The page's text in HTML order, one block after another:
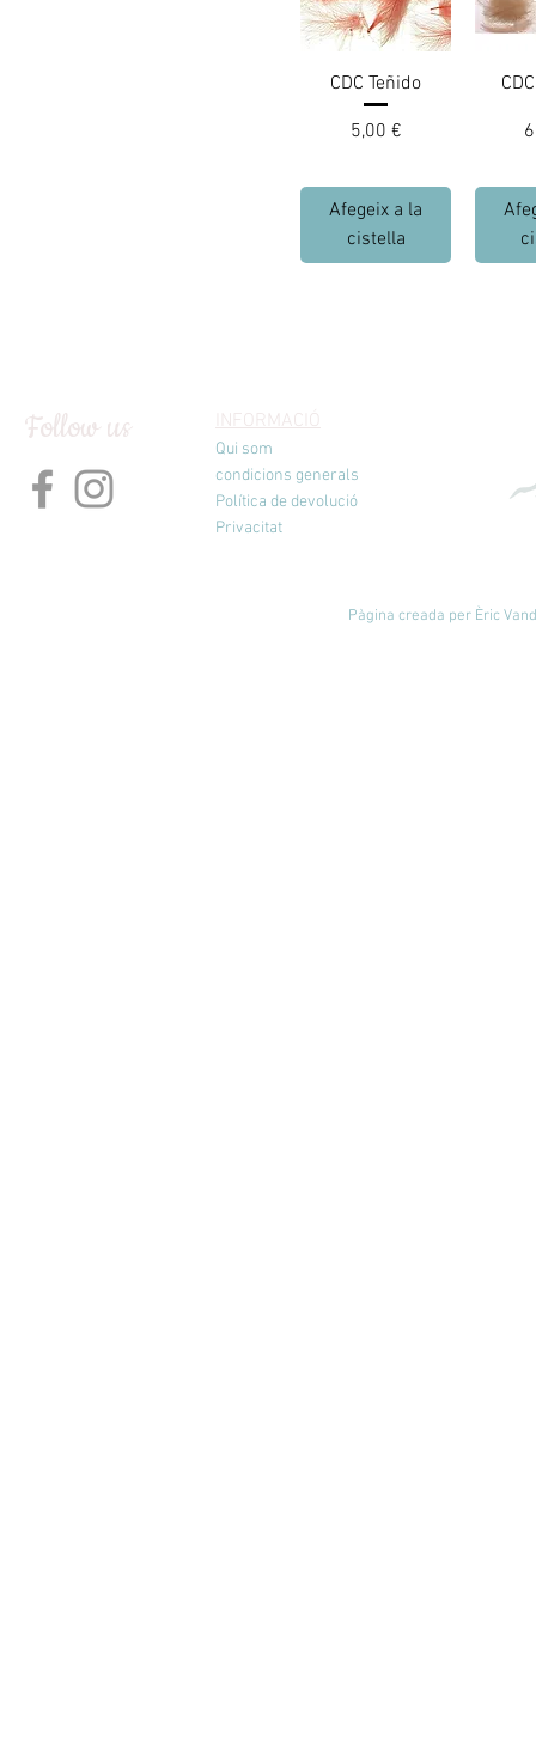
CDC Teñido
Preu
5,00 €
Afegeix a la
cistella
Follow us INFORMACIÓ
Qui som
condicions generals
Política de devolució
Privacitat
Pàgina creada per Èric